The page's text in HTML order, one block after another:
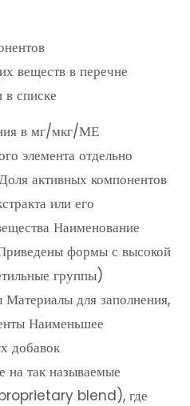
веществ в перечне
списке
в мг/мкг/МЕ
элемента отдельно
активных компонентов
или его
Наименование
формы с высокой
группы)
для заполнения,
Наименьшее
добавок
на так называемые
blend), где